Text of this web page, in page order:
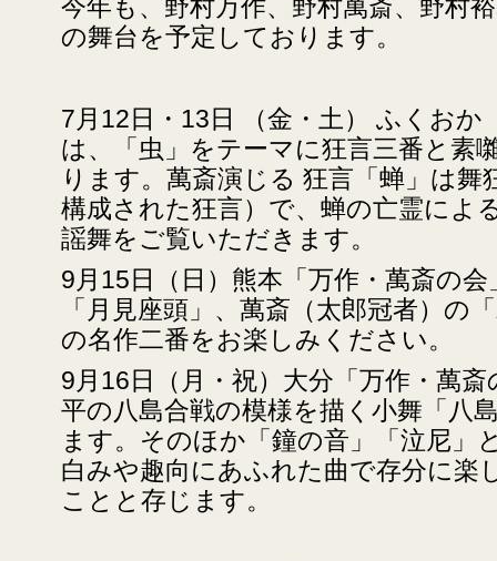
今年も、野村万作、野村萬斎、野村
の舞台を予定しております。
7月12日・13日 （金・土） ふくおか
は、「虫」をテーマに狂言三番と素
ります。萬斎演じる 狂言「蝉」は舞
構成された狂言）で、蝉の亡霊によ
謡舞をご覧いただきます。
9月15日（日）熊本「万作・萬斎の
「月見座頭」、萬斎（太郎冠者）の
の名作二番をお楽しみください。
9月16日（月・祝）大分「万作・萬
平の八島合戦の模様を描く小舞「八
ます。そのほか「鐘の音」「泣尼」
白みや趣向にあふれた曲で存分に楽
ことと存じます。